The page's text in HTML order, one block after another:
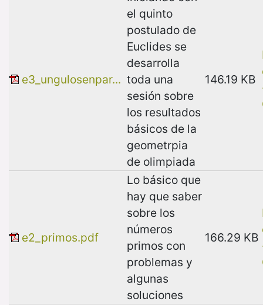
e3_ungulosenpar...
el quinto
postulado de
Euclides se
desarrolla
toda una
sesión sobre
los resultados
básicos de la
geometrpia
de olimpiada
146.19 KB
e2_primos.pdf
Lo básico que
hay que saber
sobre los
números
primos con
problemas y
algunas
soluciones
166.29 KB